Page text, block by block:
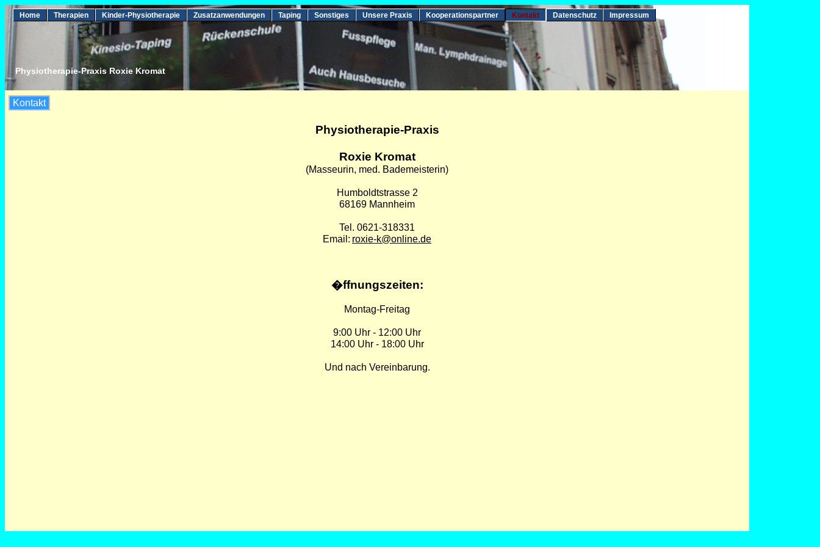
Home Therapien Kinder-Physiotherapie Zusatzanwendungen Taping Sonstiges Unsere Praxis Kooperationspartner Kontakt Datenschutz Impressum
Physiotherapie-Praxis Roxie Kromat
Kontakt
Physiotherapie-Praxis
Roxie Kromat
(Masseurin, med. Bademeisterin)
Humboldtstrasse 2
68169 Mannheim
Tel. 0621-318331
Email: roxie-k@online.de
�ffnungszeiten:
Montag-Freitag
9:00 Uhr - 12:00 Uhr
14:00 Uhr - 18:00 Uhr
Und nach Vereinbarung.